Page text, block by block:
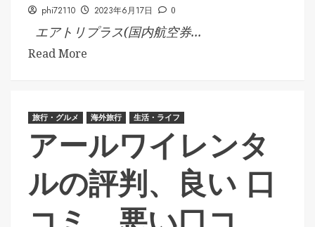
phi72110 2023年6月17日 0
エアトリプラス(国内航空券...
Read More
旅行・グルメ 海外旅行 生活・ライフ
アールワイレンタ
ルの評判、良い 口